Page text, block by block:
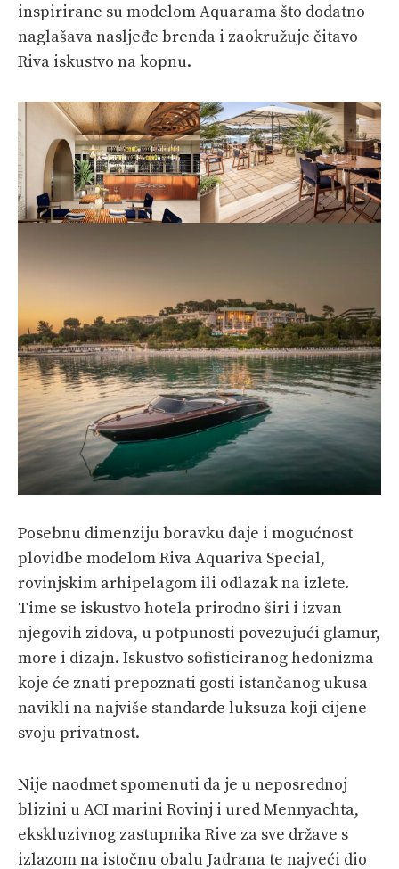
inspirirane su modelom Aquarama što dodatno
naglašava nasljeđe brenda i zaokružuje čitavo
Riva iskustvo na kopnu.
Posebnu dimenziju boravku daje i mogućnost
plovidbe modelom Riva Aquariva Special,
rovinjskim arhipelagom ili odlazak na izlete.
Time se iskustvo hotela prirodno širi i izvan
njegovih zidova, u potpunosti povezujući glamur,
more i dizajn. Iskustvo sofisticiranog hedonizma
koje će znati prepoznati gosti istančanog ukusa
navikli na najviše standarde luksuza koji cijene
svoju privatnost.
Nije naodmet spomenuti da je u neposrednoj
blizini u ACI marini Rovinj i ured Mennyachta,
ekskluzivnog zastupnika Rive za sve države s
izlazom na istočnu obalu Jadrana te najveći dio